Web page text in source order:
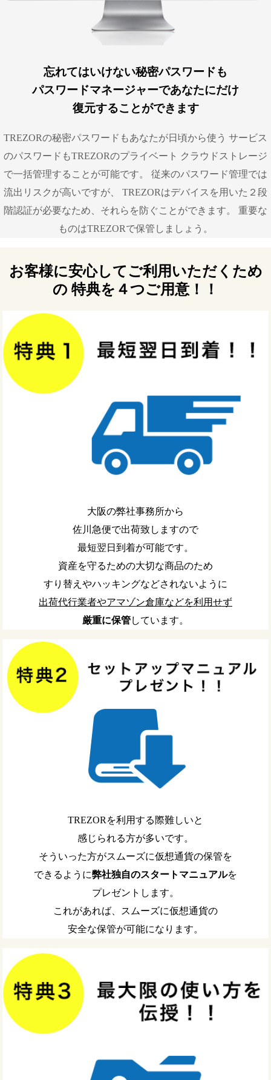
忘れてはいけない秘密パスワードも
パスワードマネージャーであなたにだけ
復元することができます
TREZORの秘密パスワードもあなたが日頃から使う サービス
のパスワードもTREZORのプライベート クラウドストレージ
で一括管理することが可能です。 従来のパスワード管理では
流出リスクが高いですが、 TREZORはデバイスを用いた２段
階認証が必要なため、それらを防ぐことができます。 重要な
ものはTREZORで保管しましょう。
お客様に安心してご利用いただくため
の 特典を４つご用意！！
大阪の弊社事務所から
佐川急便で出荷致しますので
最短翌日到着が可能です。
資産を守るための大切な商品のため
すり替えやハッキングなどされないように
出荷代行業者やアマゾン倉庫などを利用せず
厳重に保管しています。
TREZORを利用する際難しいと
感じられる方が多いです。
そういった方がスムーズに仮想通貨の保管を
できるように弊社独自のスタートマニュアルを
プレゼントします。
これがあれば、スムーズに仮想通貨の
安全な保管が可能になります。